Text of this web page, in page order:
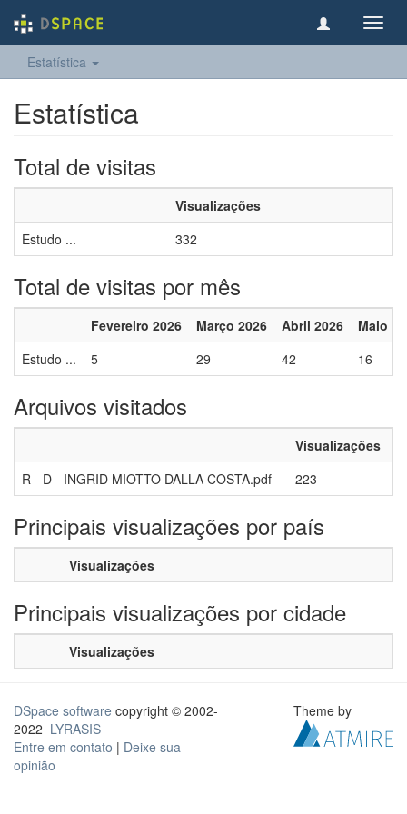
Estatística
Estatística
Total de visitas
Visualizações
Estudo ...
332
Total de visitas por mês
Fevereiro 2026 Março 2026 Abril 2026
Maio
Estudo ...
5 29 42 16
Arquivos visitados
Visualizações
R - D - INGRID MIOTTO DALLA COSTA.pdf
223
Principais visualizações por país
Visualizações
Principais visualizações por cidade
Visualizações
DSpace software copyright © 2002-
2022 LYRASIS
Entre em contato | Deixe sua
opinião
Theme by